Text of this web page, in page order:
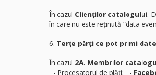
În cazul Clienților catalogului.
în care nu este reținută “data
6. Terțe părți ce pot primi
În cazul 2A. Membrilor
- Procesatorul de plăți; -